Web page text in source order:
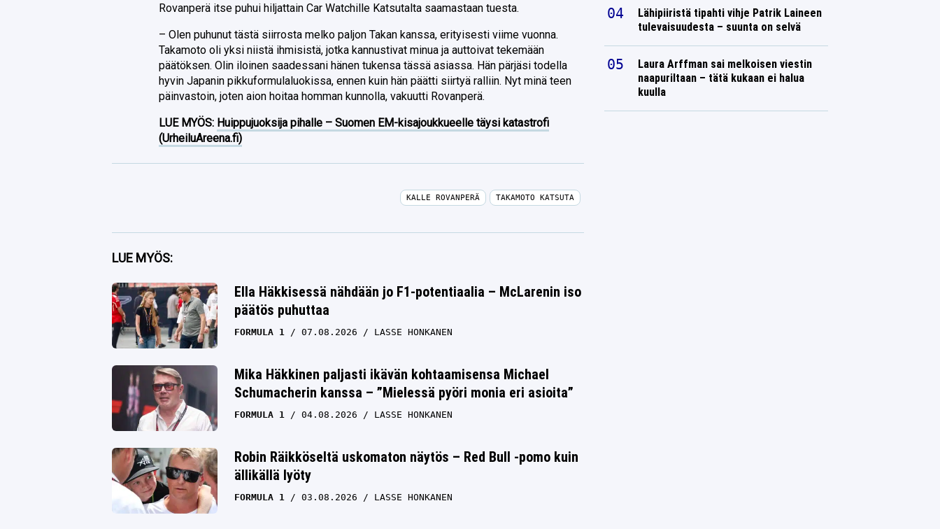
Rovanperä itse puhui hiljattain Car Watchille Katsutalta saamastaan tuesta.
– Olen puhunut tästä siirrosta melko paljon Takan kanssa, erityisesti viime vuonna.
Takamoto oli yksi niistä ihmisistä, jotka kannustivat minua ja auttoivat tekemään
päätöksen. Olin iloinen saadessani hänen tukensa tässä asiassa. Hän pärjäsi todella
hyvin Japanin pikkuformulaluokissa, ennen kuin hän päätti siirtyä ralliin. Nyt minä teen
päinvastoin, joten aion hoitaa homman kunnolla, vakuutti Rovanperä.
LUE MYÖS: Huippujuoksija pihalle – Suomen EM-kisajoukkueelle täysi katastrofi
(UrheiluAreena.fi)
Facebook
Twitter
Whatsapp
KALLE ROVANPERÄ TAKAMOTO KATSUTA
LUE MYÖS:
Ella Häkkisessä nähdään jo F1-potentiaalia – McLarenin iso
päätös puhuttaa
FORMULA 1 07.08.2026 LASSE HONKANEN
Mika Häkkinen paljasti ikävän kohtaamisensa Michael
Schumacherin kanssa – ”Mielessä pyöri monia eri asioita”
FORMULA 1 04.08.2026 LASSE HONKANEN
Robin Räikköseltä uskomaton näytös – Red Bull -pomo kuin
ällikällä lyöty
FORMULA 1 03.08.2026 LASSE HONKANEN
Lähipiiristä tipahti vihje Patrik Laineen
tulevaisuudesta – suunta on selvä
Laura Arffman sai melkoisen viestin
naapuriltaan – tätä kukaan ei halua
kuulla